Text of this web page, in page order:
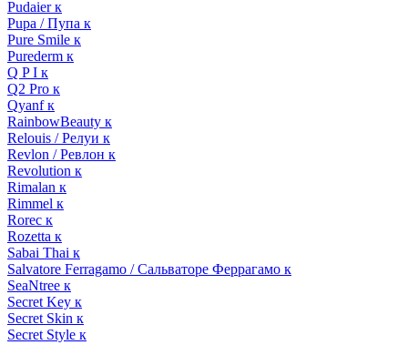
Pudaier к
Pupa / Пупа к
Pure Smile к
Purederm к
Q P I к
Q2 Pro к
Qyanf к
RainbowBeauty к
Relouis / Релуи к
Revlon / Ревлон к
Revolution к
Rimalan к
Rimmel к
Rorec к
Rozetta к
Sabai Thai к
Salvatore Ferragamo / Сальваторе Феррагамо к
SeaNtree к
Secret Key к
Secret Skin к
Secret Style к